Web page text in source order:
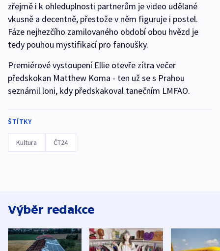
zřejmě i k ohleduplnosti partnerům je video udělané
vkusně a decentně, přestože v něm figuruje i postel.
Fáze nejhezčího zamilovaného období obou hvězd je
tedy pouhou mystifikací pro fanoušky.
Premiérové vystoupení Ellie otevře zítra večer
předskokan Matthew Koma - ten už se s Prahou
seznámil loni, kdy předskakoval tanečním LMFAO.
ŠTÍTKY
Kultura ČT24
Výběr redakce